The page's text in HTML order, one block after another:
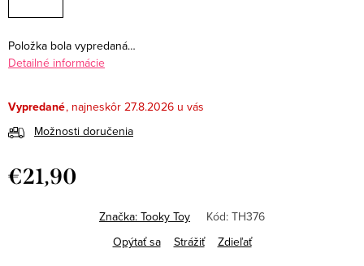
Položka bola vypredaná…
Detailné informácie
Vypredané
27.8.2026
Možnosti doručenia
€21,90
Značka: Tooky Toy Kód: TH376
Opýtať sa
Strážiť Zdieľať